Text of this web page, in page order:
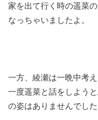
家を出て行く時の遥菜
なっちゃいましたよ。
一方、綾瀬は一晩中考
一度遥菜と話をしよう
の姿はありませんでした